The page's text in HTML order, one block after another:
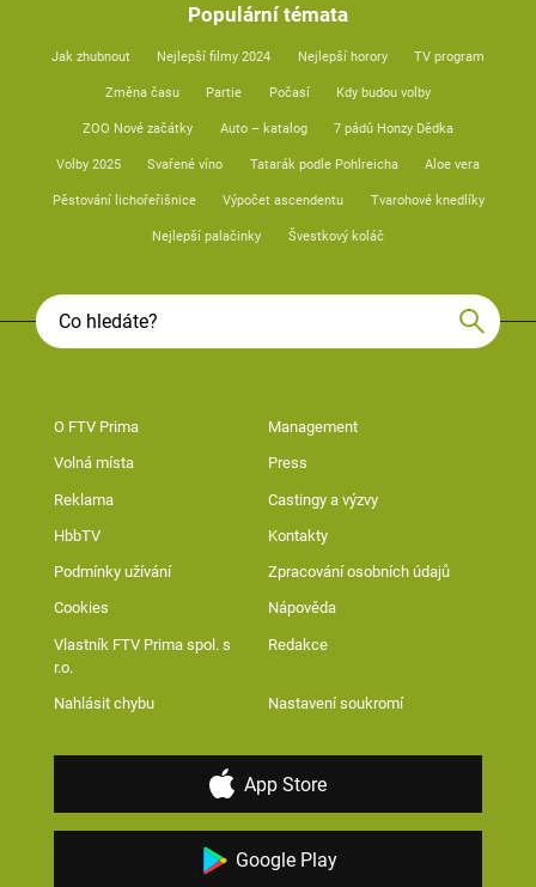
Populární témata
Jak zhubnout Nejlepší filmy 2024 Nejlepší horory TV program
Změna času Partie Počasí Kdy budou volby
ZOO Nové začátky Auto – katalog 7 pádů Honzy Dědka
Volby 2025 Svařené víno Tatarák podle Pohlreicha Aloe vera
Pěstování lichořeřišnice Výpočet ascendentu Tvarohové knedlíky
Nejlepší palačinky Švestkový koláč
O FTV Prima Management
Volná místa Press
Reklama Castingy a výzvy
HbbTV Kontakty
Podmínky užívání Zpracování osobních údajů
Cookies Nápověda
Vlastník FTV Prima spol. s
r.o.
Redakce
Nahlásit chybu Nastavení soukromí
App Store
Google Play